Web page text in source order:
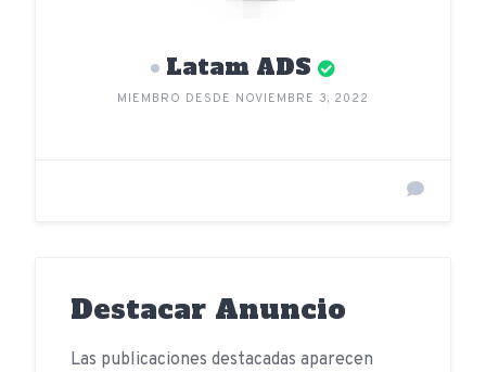
Latam ADS
MIEMBRO DESDE NOVIEMBRE 3, 2022
Destacar Anuncio
Las publicaciones destacadas aparecen